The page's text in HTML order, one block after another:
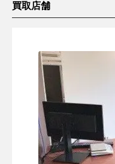
買取店舗